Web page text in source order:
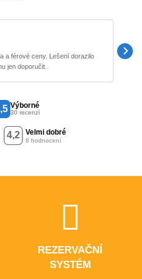
a férové ceny. Lešení dorazilo
jen doporučit.
Výborné
30 recenzí
REZERVAČNÍ
SYSTÉM